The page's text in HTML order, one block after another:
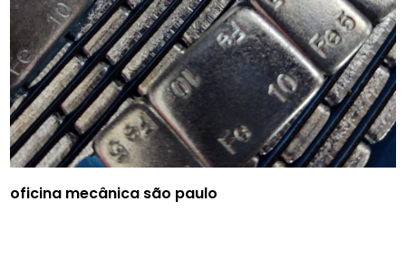
oficina mecânica são paulo